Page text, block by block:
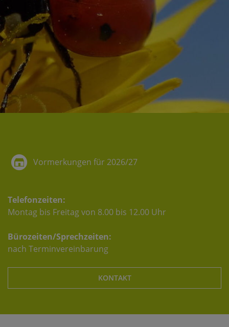
Vormerkungen für 2026/27
Telefonzeiten:
Montag bis Freitag von 8.00 bis 12.00 Uhr
Bürozeiten/Sprechzeiten:
nach Terminvereinbarung
KONTAKT